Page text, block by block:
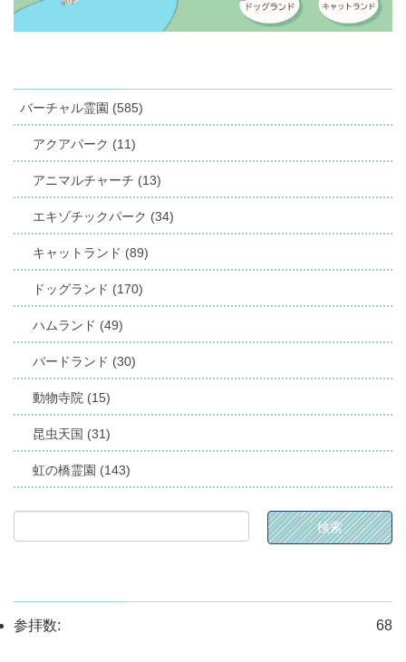
バーチャル霊園 (585)
アクアパーク (11)
アニマルチャーチ (13)
エキゾチックパーク (34)
キャットランド (89)
ドッグランド (170)
ハムランド (49)
バードランド (30)
動物寺院 (15)
昆虫天国 (31)
虹の橋霊園 (143)
68
参拝数: